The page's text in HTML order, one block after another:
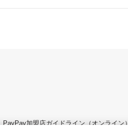
PayPay加盟店ガイドライン（オンライン）